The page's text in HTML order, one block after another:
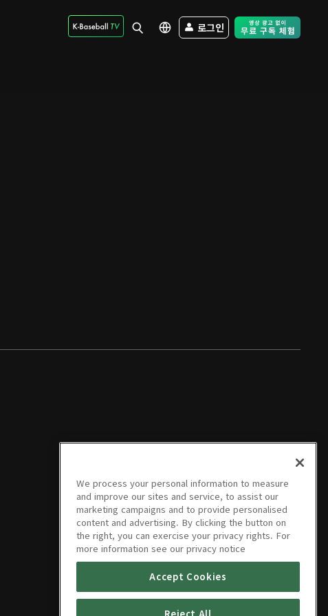
로그인 Free Trial -
We process your personal information to measure
and improve our sites and service, to assist our
marketing campaigns and to provide personalised
content and advertising. By clicking the button on
the right, you can exercise your privacy rights. For
more information see our privacy notice
Accept Cookies